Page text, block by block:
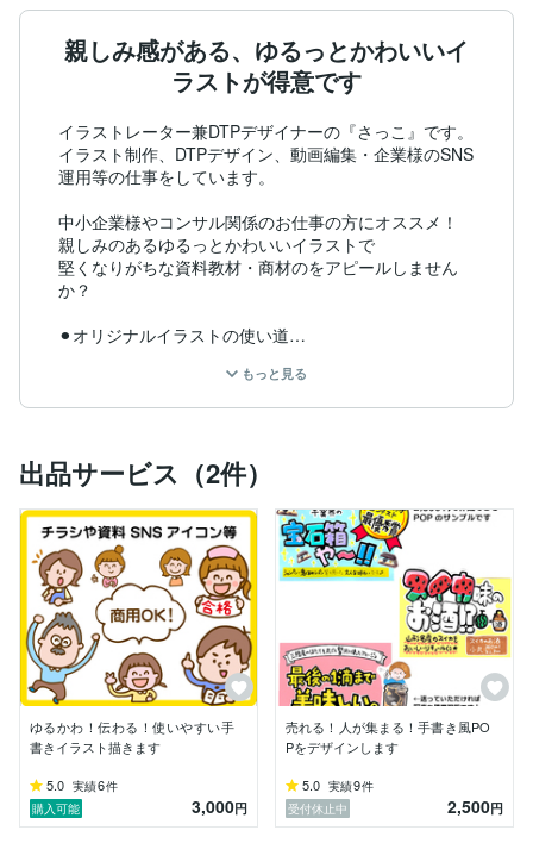
親しみ感がある、ゆるっとかわいいイ
ラストが得意です
イラストレーター兼DTPデザイナーの『さっこ』です。
イラスト制作、DTPデザイン、動画編集・企業様のSNS
運用等の仕事をしています。
中小企業様やコンサル関係のお仕事の方にオススメ！
親しみのあるゆるっとかわいいイラストで
堅くなりがちな資料教材・商材のをアピールしません
か？
⚫︎オリジナルイラストの使い道
・資料や商材の解説イラスト
・作業工程の資料
イラストを使用した
基本的デザイン業（チラシ・パンフレットデザイン・w
eb制作）も承っておりますので、お気軽にメッセージ
などでご相談ください。
平日日中は正社員で働いています。
2児の幼児のママをしています。
作業時間が限られているため、納期ゆっくりのお仕事で
したら承れます。ご相談ください。
なるべく24時間以内に返答いたします。
もっと見る
出品サービス（2件）
ゆるかわ！伝わる！使いやすい手
書きイラスト描きます
5.0 実績6件
購入可能
3,000円
売れる！人が集まる！手書き風PO
Pをデザインします
5.0 実績9件
受付休止中
2,500円